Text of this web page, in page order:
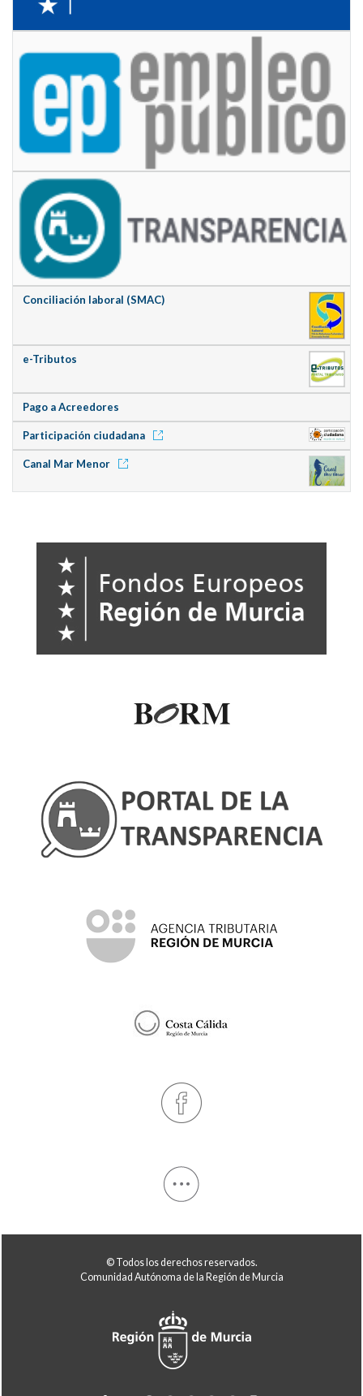
Conciliación laboral (SMAC)
e-Tributos
Pago a Acreedores
Participación ciudadana
Canal Mar Menor
© Todos los derechos reservados.
Comunidad Autónoma de la Región de Murcia